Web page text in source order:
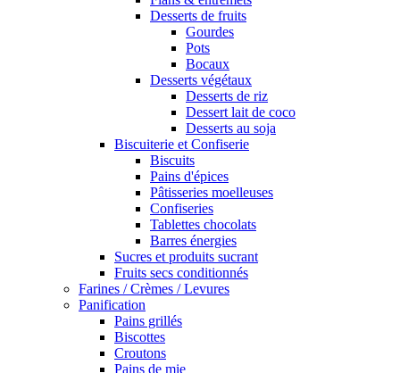
Desserts de fruits
Gourdes
Pots
Bocaux
Desserts végétaux
Desserts de riz
Dessert lait de coco
Desserts au soja
Biscuiterie et Confiserie
Biscuits
Pains d'épices
Pâtisseries moelleuses
Confiseries
Tablettes chocolats
Barres énergies
Sucres et produits sucrant
Fruits secs conditionnés
Farines / Crèmes / Levures
Panification
Pains grillés
Biscottes
Croutons
Pains de mie